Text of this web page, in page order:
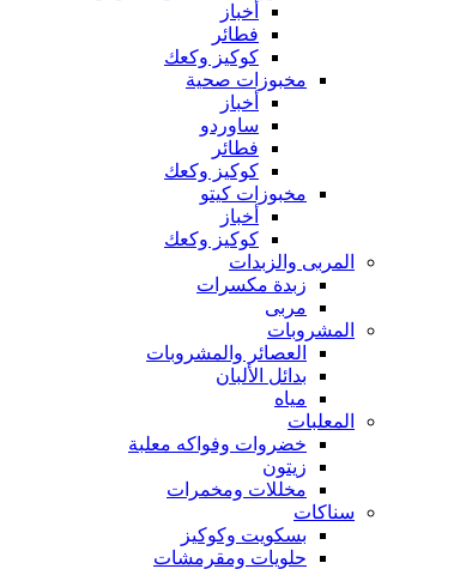
أخباز
فطائر
كوكيز وكعك
مخبوزات صحية
أخباز
ساوردو
فطائر
كوكيز وكعك
مخبوزات كيتو
أخباز
كوكيز وكعك
المربى والزبدات
زبدة مكسرات
مربى
المشروبات
العصائر والمشروبات
بدائل الألبان
مياه
المعلبات
خضروات وفواكه معلبة
زيتون
مخللات ومخمرات
سناكات
بسكويت وكوكيز
حلويات ومقرمشات